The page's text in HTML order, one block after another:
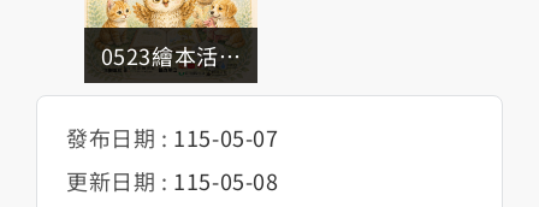
0523繪本活動
小海報
發布日期 : 115-05-07
更新日期 : 115-05-08